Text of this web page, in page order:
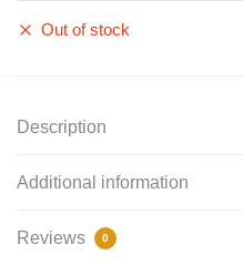
Out of stock
Description
Additional information
Reviews 0